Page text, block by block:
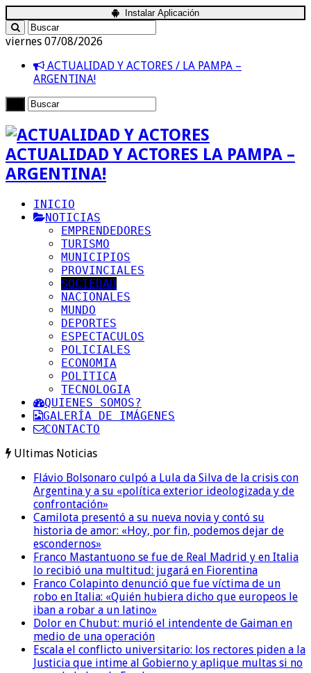
Instalar Aplicación
viernes 07/08/2026
ACTUALIDAD Y ACTORES / LA PAMPA –
ARGENTINA!
ACTUALIDAD Y ACTORES LA PAMPA –
ARGENTINA!
INICIO
NOTICIAS
EMPRENDEDORES
TURISMO
MUNICIPIOS
PROVINCIALES
SOCIEDAD
NACIONALES
MUNDO
DEPORTES
ESPECTACULOS
POLICIALES
ECONOMIA
POLITICA
TECNOLOGIA
QUIENES SOMOS?
GALERÍA DE IMÁGENES
CONTACTO
Ultimas Noticias
Flávio Bolsonaro culpó a Lula da Silva de la crisis con
Argentina y a su «política exterior ideologizada y de
confrontación»
Camilota presentó a su nueva novia y contó su
historia de amor: «Hoy, por fin, podemos dejar de
escondernos»
Franco Mastantuono se fue de Real Madrid y en Italia
lo recibió una multitud: jugará en Fiorentina
Franco Colapinto denunció que fue víctima de un
robo en Italia: «Quién hubiera dicho que europeos le
iban a robar a un latino»
Dolor en Chubut: murió el intendente de Gaiman en
medio de una operación
Escala el conflicto universitario: los rectores piden a la
Justicia que intime al Gobierno y aplique multas si no